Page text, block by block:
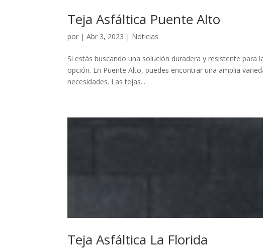
Teja Asfáltica Puente Alto
por |Abr 3, 2023 | Noticias
Si estás buscando una solución duradera y resistente
opción. En Puente Alto, puedes encontrar una amplia
necesidades. Las tejas...
Teja Asfáltica La Florida